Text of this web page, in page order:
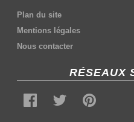
Plan du site
Mentions légales
Nous contacter
RÉSEAUX